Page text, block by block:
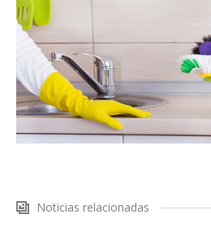
Noticias relacionadas